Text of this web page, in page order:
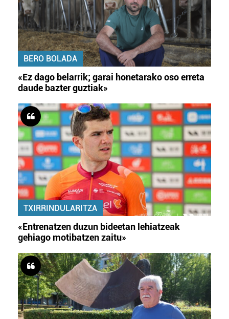
BERO BOLADA
«Ez dago belarrik; garai honetarako oso erreta
daude bazter guztiak»
TXIRRINDULARITZA
«Entrenatzen duzun bideetan lehiatzeak
gehiago motibatzen zaitu»